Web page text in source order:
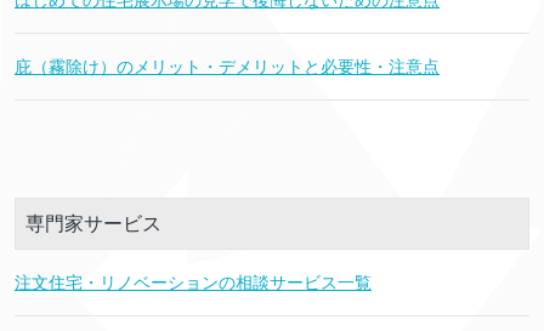
庇（霧除け）のメリット・デメリットと必要性・注意点
専門家サービス
注文住宅・リノベーションの相談サービス一覧